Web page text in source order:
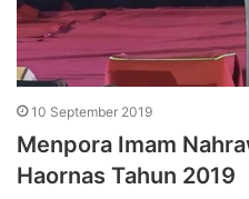
10 September 2019
Menpora Imam
Haornas Tahun 2019